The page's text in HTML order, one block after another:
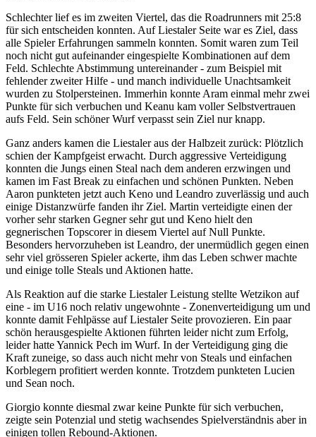
Schlechter lief es im zweiten Viertel, das die Roadrunners mit 25:8
für sich entscheiden konnten. Auf Liestaler Seite war es Ziel, dass
alle Spieler Erfahrungen sammeln konnten. Somit waren zum Teil
noch nicht gut aufeinander eingespielte Kombinationen auf dem
Feld. Schlechte Abstimmung untereinander - zum Beispiel mit
fehlender zweiter Hilfe - und manch individuelle Unachtsamkeit
wurden zu Stolpersteinen. Immerhin konnte Aram einmal mehr zwei
Punkte für sich verbuchen und Keanu kam voller Selbstvertrauen
aufs Feld. Sein schöner Wurf verpasst sein Ziel nur knapp.
Ganz anders kamen die Liestaler aus der Halbzeit zurück: Plötzlich
schien der Kampfgeist erwacht. Durch aggressive Verteidigung
konnten die Jungs einen Steal nach dem anderen erzwingen und
kamen im Fast Break zu einfachen und schönen Punkten. Neben
Aaron punkteten jetzt auch Keno und Leandro zuverlässig und auch
einige Distanzwürfe fanden ihr Ziel. Martin verteidigte einen der
vorher sehr starken Gegner sehr gut und Keno hielt den
gegnerischen Topscorer in diesem Viertel auf Null Punkte.
Besonders hervorzuheben ist Leandro, der unermüdlich gegen einen
sehr viel grösseren Spieler ackerte, ihm das Leben schwer machte
und einige tolle Steals und Aktionen hatte.
Als Reaktion auf die starke Liestaler Leistung stellte Wetzikon auf
eine - im U16 noch relativ ungewohnte - Zonenverteidigung um und
konnte damit Fehlpässe auf Liestaler Seite provozieren. Ein paar
schön herausgespielte Aktionen führten leider nicht zum Erfolg,
leider hatte Yannick Pech im Wurf. In der Verteidigung ging die
Kraft zuneige, so dass auch nicht mehr von Steals und einfachen
Korblegern profitiert werden konnte. Trotzdem punkteten Lucien
und Sean noch.
Giorgio konnte diesmal zwar keine Punkte für sich verbuchen,
zeigte sein Potenzial und stetig wachsendes Spielverständnis aber in
einigen tollen Rebound-Aktionen.